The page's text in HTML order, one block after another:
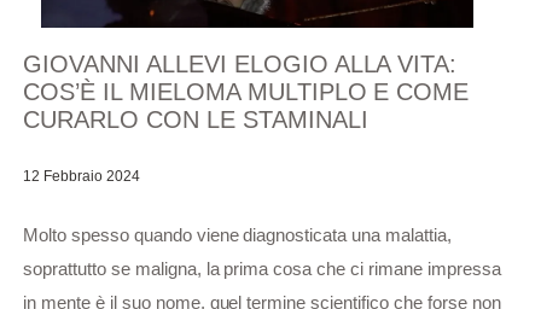
GIOVANNI ALLEVI ELOGIO ALLA VITA:
COS’È IL MIELOMA MULTIPLO E COME
CURARLO CON LE STAMINALI
12 Febbraio 2024
Molto spesso quando viene diagnosticata una malattia,
soprattutto se maligna, la prima cosa che ci rimane impressa
in mente è il suo nome, quel termine scientifico che forse non